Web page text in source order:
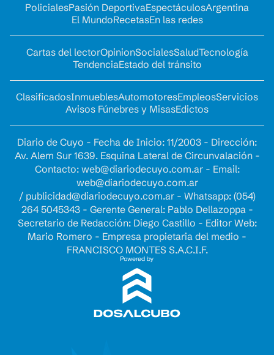
PolicialesPasión DeportivaEspectáculosArgentina
El MundoRecetasEn las redes
Cartas del lectorOpinionSocialesSaludTecnología
TendenciaEstado del tránsito
ClasificadosInmueblesAutomotoresEmpleosServicios
Avisos Fúnebres y MisasEdictos
Diario de Cuyo - Fecha de Inicio: 11/2003 - Dirección:
Av. Alem Sur 1639. Esquina Lateral de Circunvalación -
Contacto: web@diariodecuyo.com.ar- Email:
web@diariodecuyo.com.ar
/ publicidad@diariodecuyo.com.ar- Whatsapp: (054)
264 5045343 - Gerente General: Pablo Dellazoppa -
Secretario de Redacción: Diego Castillo - Editor Web:
Mario Romero - Empresa propietaria del medio -
FRANCISCO MONTES S.A.C.I.F.